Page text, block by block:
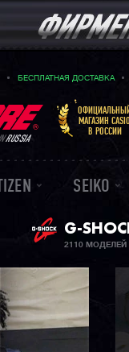
БЕСПЛАТНАЯ ДОСТАВКА
INRUSSIA
МАГАЗИН CASIO
В РОССИИ
SEIKO
G-
2110 МОДЕЛЕЙ